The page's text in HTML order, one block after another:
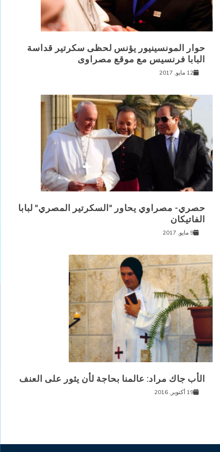
حوار المونسينيور يؤنس لحظى سكرتير قداسة
البابا فرنسيس مع موقع مصراوى
12 مايو, 2017
حصري- مصراوي يحاور ”السكرتير المصري” لبابا
الفاتيكان
9 مايو, 2017
الأب جاك مراد: عالمنا بحاجة لأن يثور على العنف
19 أكتوبر, 2016